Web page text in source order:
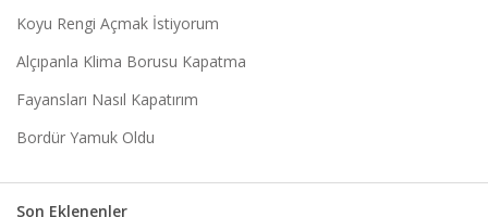
Koyu Rengi Açmak İstiyorum
Alçıpanla Klima Borusu Kapatma
Fayansları Nasıl Kapatırım
Bordür Yamuk Oldu
Son Eklenenler